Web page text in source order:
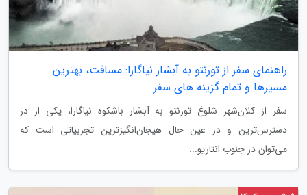
راهنمای سفر از تورنتو به آبشار نیاگارا: مسافت، بهترین
مسیرها و تمام گزینه های سفر
سفر از کلان‌شهر شلوغ تورنتو به آبشار باشکوه نیاگارا، یکی از در
دسترس‌ترین و در عین حال هیجان‌انگیزترین تجربیاتی است که
می‌توان در جنوب انتاریو...